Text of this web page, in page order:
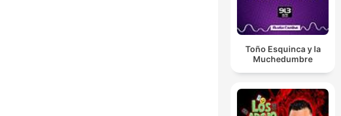
Toño Esquinca y la
Muchedumbre